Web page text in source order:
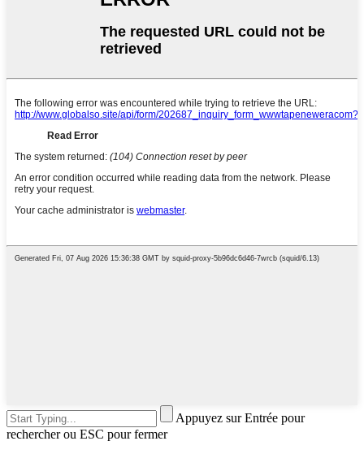
Appuyez sur Entrée pour
rechercher ou ESC pour fermer